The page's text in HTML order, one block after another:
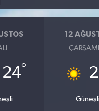
24°
12
Güneşli